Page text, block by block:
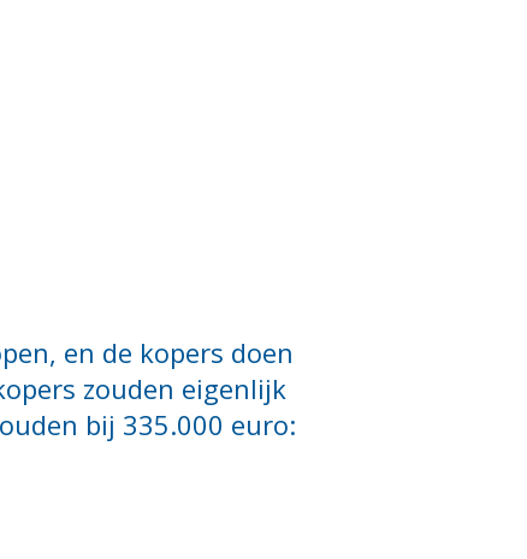
en de kopers doen
zouden eigenlijk
bij 335.000 euro: